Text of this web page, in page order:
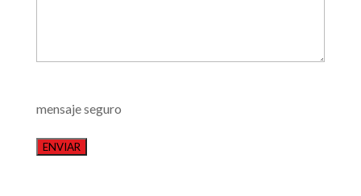
mensaje seguro